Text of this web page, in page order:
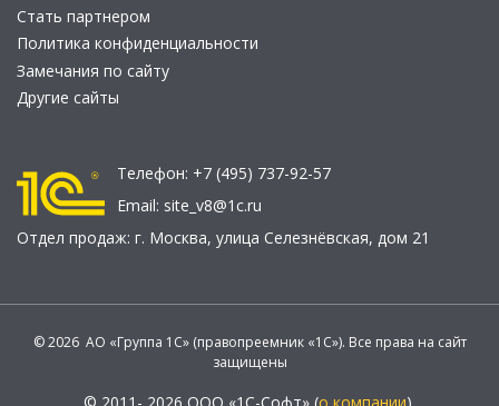
Стать партнером
Политика конфиденциальности
Замечания по сайту
Другие сайты
Телефон: +7 (495) 737-92-57
Email: site_v8@1c.ru
Отдел продаж: г. Москва, улица Селезнёвская, дом 21
© 2026 АО «Группа 1С» (правопреемник «1С»). Все права на сайт
защищены
© 2011- 2026 ООО «1С-Софт» (о компании).